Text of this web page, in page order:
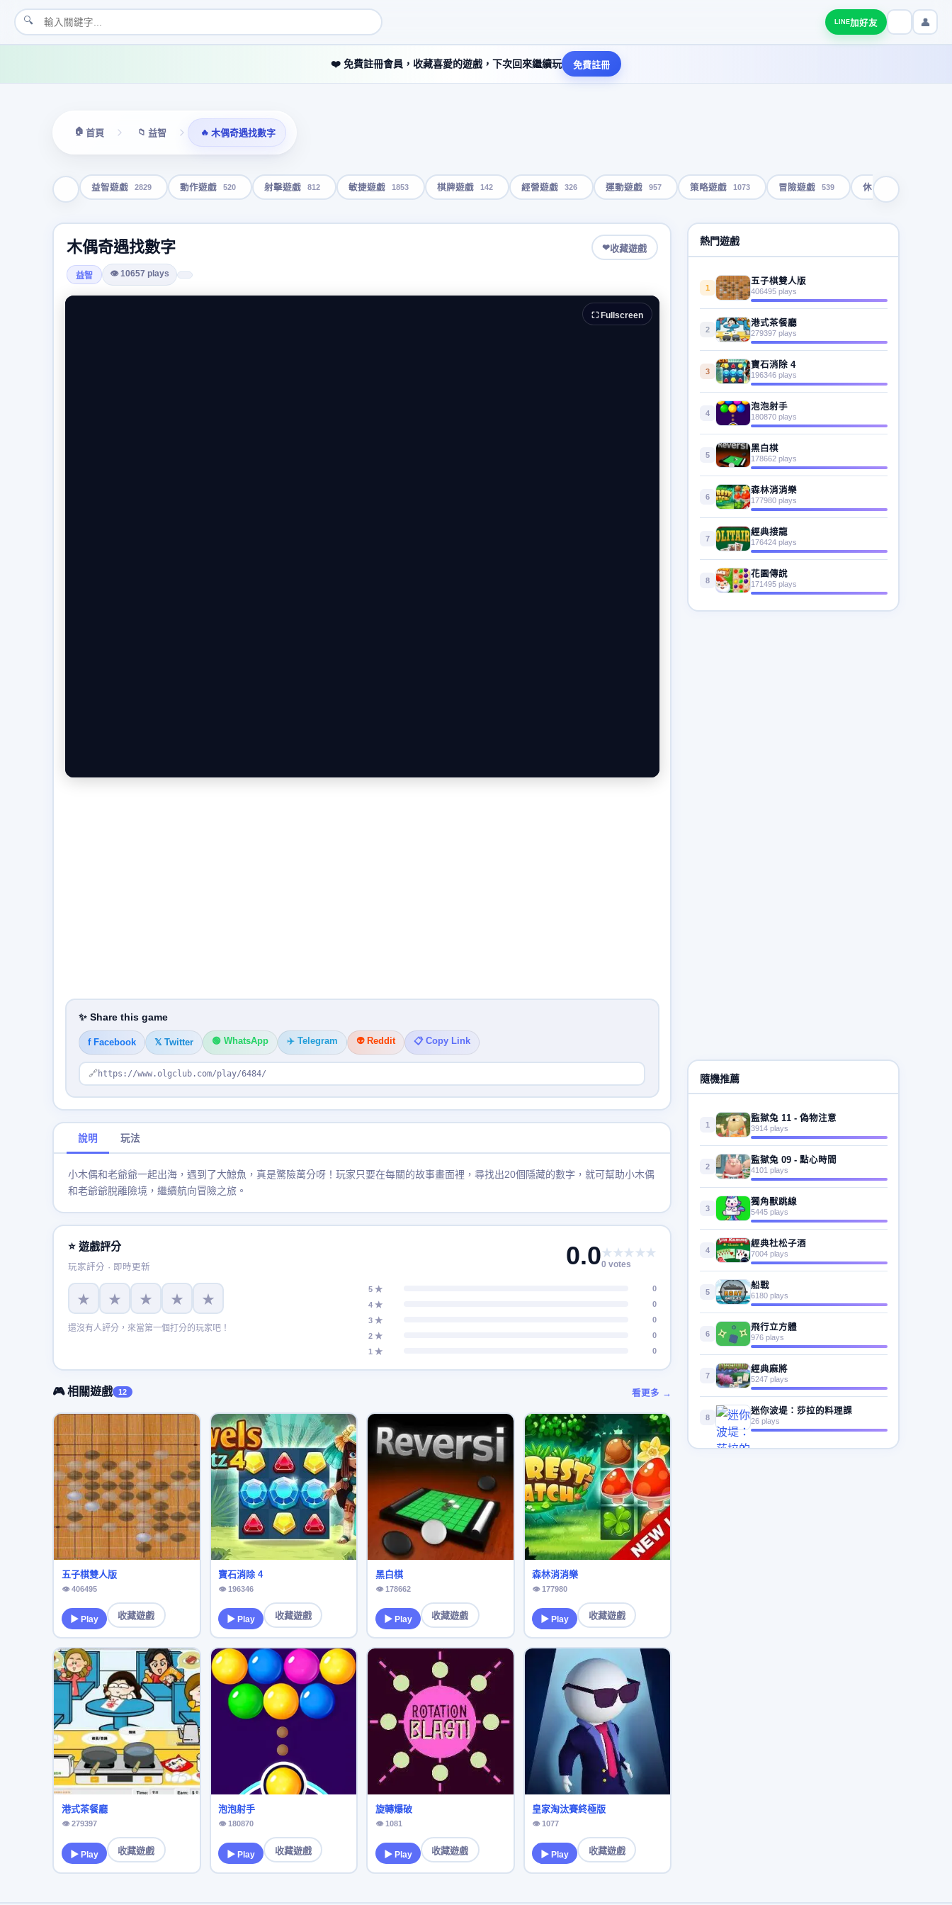
🔍 LINE加好友 👤
❤️ 免費註冊會員，收藏喜愛的遊戲，下次回來繼續玩 免費註冊
🏠 首頁 📁 益智 🔥 木偶奇遇找數字
益智遊戲 2829 動作遊戲 520 射擊遊戲 812 敏捷遊戲 1853 棋牌遊戲 142 經營遊戲 326 運動遊戲 957 策略遊戲 1073 冒險遊戲 539 休閒遊戲
木偶奇遇找數字 ❤收藏遊戲
益智 👁 10657 plays
⛶ Fullscreen
✨ Share this game
f Facebook 𝕏 Twitter 🟢 WhatsApp ✈️ Telegram 👽 Reddit 📋 Copy Link
🔗 https://www.olgclub.com/play/6484/
說明 玩法
小木偶和老爺爺一起出海，遇到了大鯨魚，真是驚險萬分呀！玩家只要在每關的故事畫面裡，尋找出20個隱藏的數字，就可幫助小木偶
和老爺爺脫離險境，繼續航向冒險之旅。
⭐ 遊戲評分
玩家評分 · 即時更新 0.0★★★★★
0 votes
★ ★ ★ ★ ★
還沒有人評分，來當第一個打分的玩家吧！
5 ★
0
4 ★
0
3 ★
0
2 ★
0
1 ★
0
🎮 相關遊戲 12 看更多 →
五子棋雙人版
👁 406495
▶ Play 收藏遊戲
寶石消除 4
👁 196346
▶ Play 收藏遊戲
黑白棋
👁 178662
▶ Play 收藏遊戲
森林消消樂
👁 177980
▶ Play 收藏遊戲
港式茶餐廳
👁 279397
▶ Play 收藏遊戲
泡泡射手
👁 180870
▶ Play 收藏遊戲
旋轉爆破
👁 1081
▶ Play 收藏遊戲
皇家淘汰賽終極版
👁 1077
▶ Play 收藏遊戲
熱門遊戲
1
五子棋雙人版
406495 plays
2
港式茶餐廳
279397 plays
3
寶石消除 4
196346 plays
4
泡泡射手
180870 plays
5
黑白棋
178662 plays
6
森林消消樂
177980 plays
7
經典接龍
176424 plays
8
花園傳說
171495 plays
隨機推薦
1
監獄兔 11 - 偽物注意
3914 plays
2
監獄兔 09 - 點心時間
4101 plays
3
獨角獸跳線
5445 plays
4
經典杜松子酒
7004 plays
5
船戰
6180 plays
6
飛行立方體
976 plays
7
經典麻將
5247 plays
8
迷你波堤：莎拉的料理課
26 plays